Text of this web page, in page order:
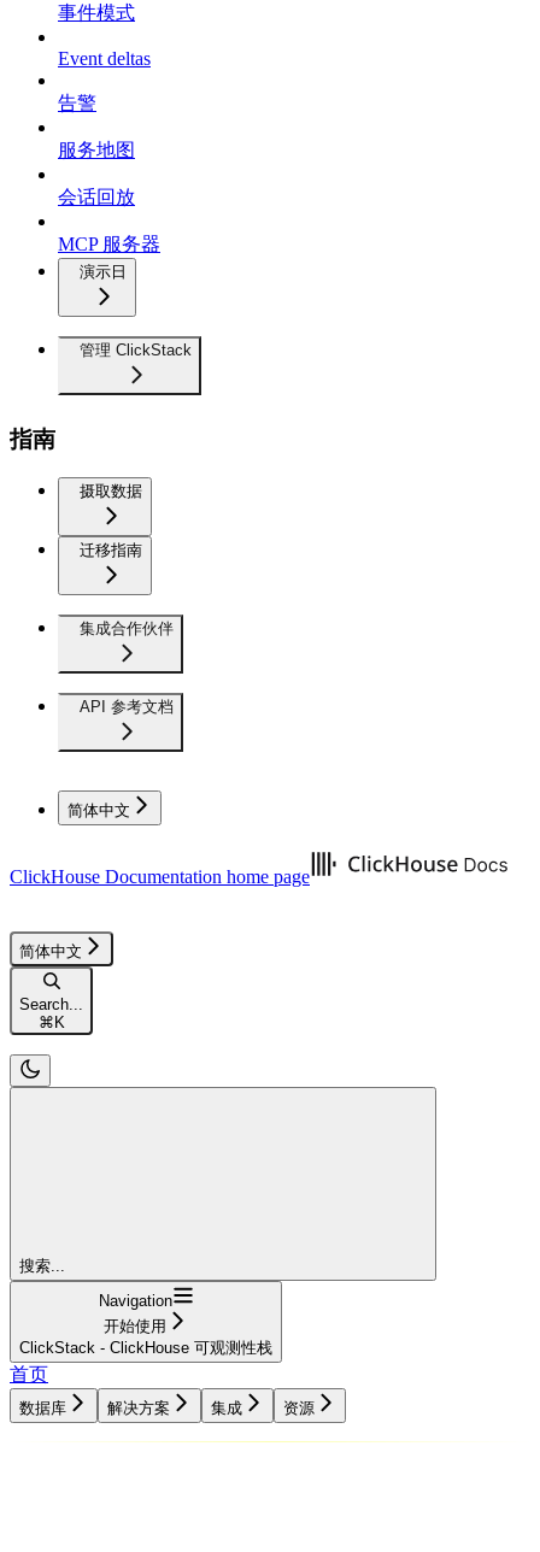
事件模式
Event deltas
告警
服务地图
会话回放
MCP 服务器
演示日
管理 ClickStack
指南
摄取数据
迁移指南
集成合作伙伴
API 参考文档
简体中文
ClickHouse Documentation home page
简体中文
Search...
⌘ K
搜索...
Navigation
开始使用
ClickStack - ClickHouse 可观测性栈
首页
数据库 解决方案 集成 资源